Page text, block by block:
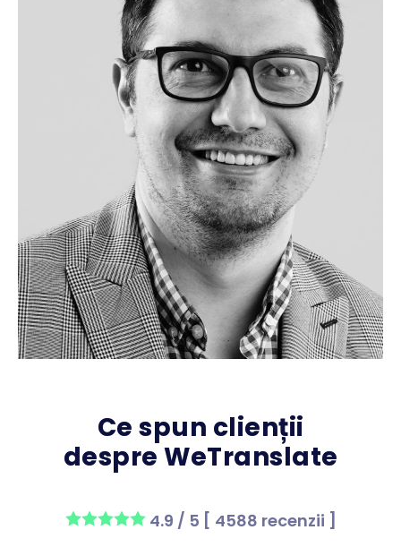
Ce spun clienții
despre WeTranslate
4.9 / 5 [ 4588 recenzii ]